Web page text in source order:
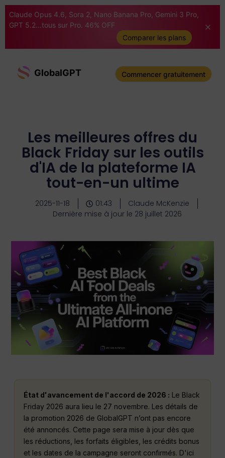
Claude Opus 4.6, Sora 2, Nano Banana Pro, Gemini 3 Pro,
GPT 5.2...tous sur Pro. 46% OFF
Comparer les plans
GlobalGPT Commencer gratuitement
Les meilleures offres du
Black Friday sur les outils
d'IA de la plateforme IA
tout-en-un ultime
2025-11-18 01:43
Claude McKenzie
Dernière mise à jour le 28 juillet 2026
État d'avancement de l'accord de 2026 : Le Black
Friday 2026 aura lieu le 27 novembre. Les détails de
la promotion 2026 de GlobalGPT n’ont pas encore
été annoncés. Cette page sera mise à jour dès que
les réductions, les forfaits éligibles, les crédits bonus
et les dates de la campagne seront confirmés. D'ici